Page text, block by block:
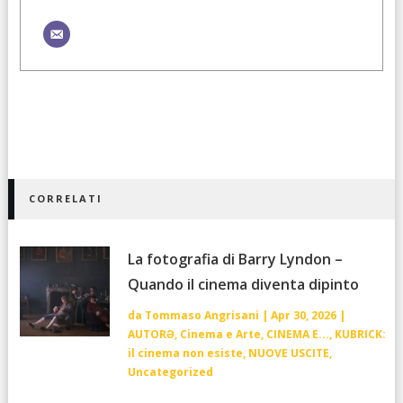
CORRELATI
La fotografia di Barry Lyndon –
Quando il cinema diventa dipinto
da Tommaso Angrisani | Apr 30, 2026|
AUTORƏ, Cinema e Arte, CINEMA E..., KUBRICK:
il cinema non esiste, NUOVE USCITE,
Uncategorized